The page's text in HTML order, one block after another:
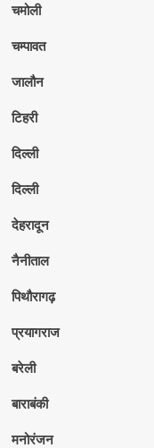
चमोली
चम्पावत
जालौन
टिहरी
दिल्ली
दिल्ली
देहरादून
नैनीताल
पिथौरागढ़
प्रयागराज
बरेली
बाराबंकी
मनोरंजन